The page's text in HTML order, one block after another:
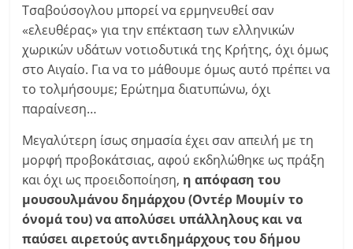
Τσαβούσογλου μπορεί να ερμηνευθεί σαν
«ελευθέρας» για την επέκταση των ελληνικών
χωρικών υδάτων νοτιοδυτικά της Κρήτης, όχι όμως
στο Αιγαίο. Για να το μάθουμε όμως αυτό πρέπει να
το τολμήσουμε; Ερώτημα διατυπώνω, όχι
παραίνεση…
Μεγαλύτερη ίσως σημασία έχει σαν απειλή με τη
μορφή προβοκάτσιας, αφού εκδηλώθηκε ως πράξη
και όχι ως προειδοποίηση, η απόφαση του
μουσουλμάνου δημάρχου (Οντέρ Μουμίν το
όνομά του) να απολύσει υπάλληλους και να
παύσει αιρετούς αντιδημάρχους του δήμου